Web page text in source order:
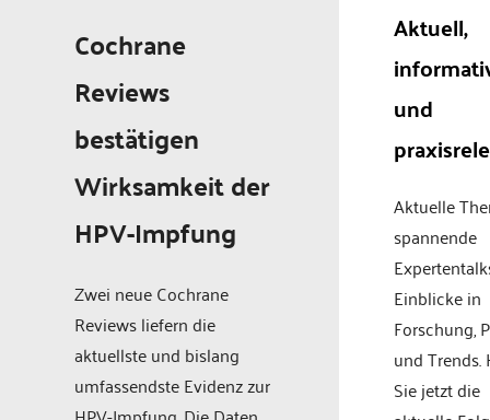
Cochrane
Reviews
bestätigen
Wirksamkeit der
HPV-Impfung
Zwei neue Cochrane
Reviews liefern die
aktuellste und bislang
umfassendste Evidenz zur
Aktuell,
und
Aktuelle
spannende
Einblicke in
Forschung,
und Trends.
Sie jetzt die